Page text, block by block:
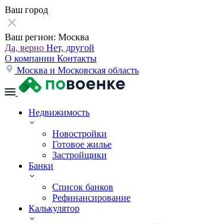
Ваш город
Ваш регион: Москва
Да, верно Нет, другой
О компании Контакты
Москва и Московская область
Недвижимость
Новостройки
Готовое жилье
Застройщики
Банки
Список банков
Рефинансирование
Калькулятор